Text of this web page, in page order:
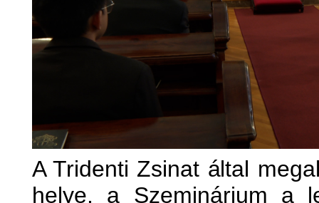
A Tridenti Zsinat által
helye, a Szeminárium a